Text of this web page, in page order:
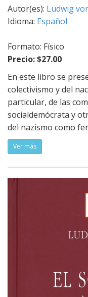
Autor(es): Ludwig
Idioma: Español
Formato: Físico
Precio: $27.00
En este libro se
colectivismo y del
particular, de las
socialdemócrata y
del nazismo como
Ver más